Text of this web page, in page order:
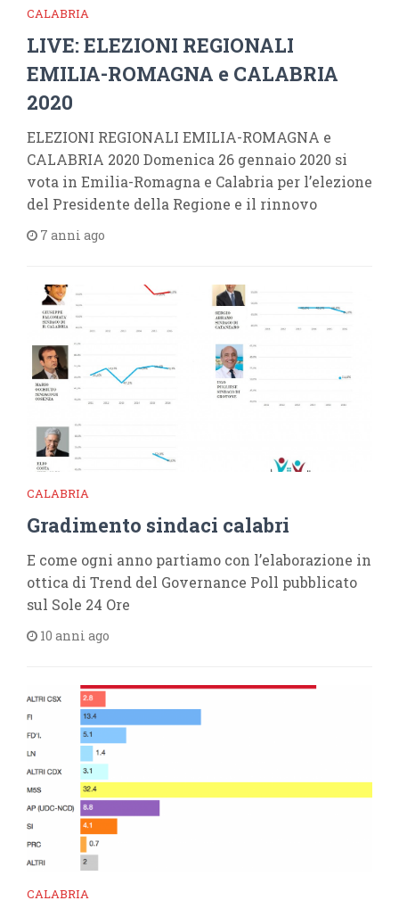
CALABRIA
LIVE: ELEZIONI REGIONALI
EMILIA-ROMAGNA e CALABRIA
2020
ELEZIONI REGIONALI EMILIA-ROMAGNA e
CALABRIA 2020 Domenica 26 gennaio 2020 si
vota in Emilia-Romagna e Calabria per l’elezione
del Presidente della Regione e il rinnovo
7 anni ago
CALABRIA
Gradimento sindaci calabri
E come ogni anno partiamo con l’elaborazione in
ottica di Trend del Governance Poll pubblicato
sul Sole 24 Ore
10 anni ago
CALABRIA